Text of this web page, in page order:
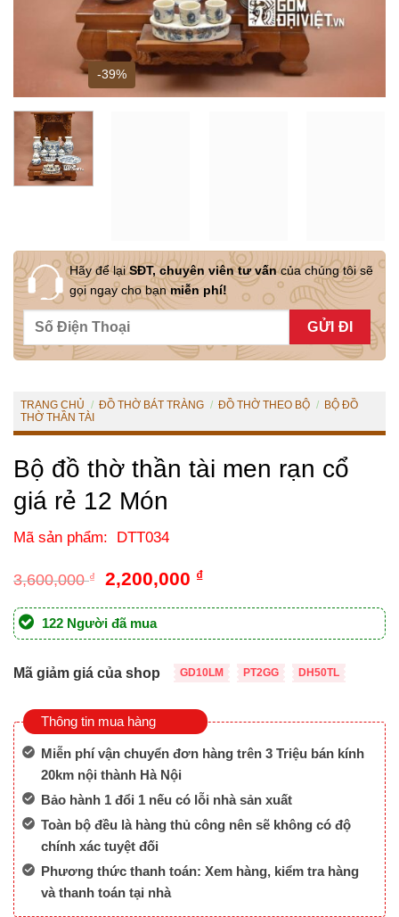
-39%
Hãy để lạiSĐT, chuyên viên tư vấncủa chúng tôi sẽ
gọi ngay cho bạnmiễn phí!
TRANG CHỦ / ĐỒ THỜ BÁT TRÀNG / ĐỒ THỜ THEO BỘ / BỘ ĐỒ
THỜ THẦN TÀI
Bộ đồ thờ thần tài men rạn cổ
giá rẻ 12 Món
Mã sản phẩm: DTT034
3,600,000₫
Giá
là:
3,600,000 ₫.
2,200,000 ₫Giá
tại
là:
122 Người đã mua
Mã giảm giá của shop GD10LM PT2GG DH50TL
Thông tin mua hàng
Miễn phí vận chuyển đơn hàng trên 3 Triệu bán kính
20km nội thành Hà Nội
Bảo hành 1 đổi 1 nếu có lỗi nhà sản xuất
Toàn bộ đều là hàng thủ công nên sẽ không có độ
chính xác tuyệt đối
Phương thức thanh toán: Xem hàng, kiểm tra hàng
và thanh toán tại nhà